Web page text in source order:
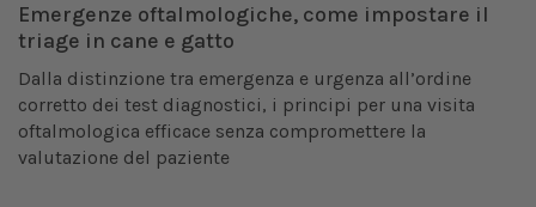
Emergenze oftalmologiche, come impostare il
triage in cane e gatto
Dalla distinzione tra emergenza e urgenza all’ordine
corretto dei test diagnostici, i principi per una visita
oftalmologica efficace senza compromettere la
valutazione del paziente